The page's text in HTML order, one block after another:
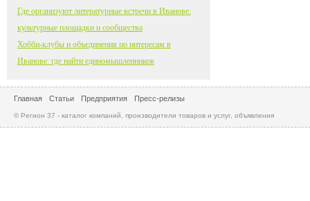
Где организуют литературные встречи в Иванове:
культурные площадки и сообщества
Хобби-клубы и объединения по интересам в
Иванове: где найти единомышленников
Главная Статьи Предприятия Пресс-релизы
© Регион 37 - каталог компаний, производители товаров и услуг, объявления